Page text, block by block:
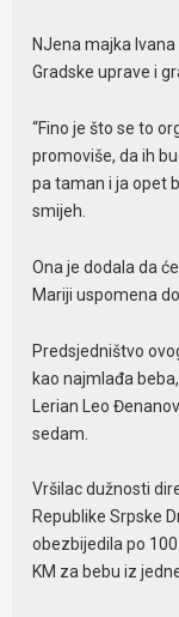
NJena majka
Gradske uprave i
“Fino je što se to
promoviše, da ih
pa taman i ja opet
smijeh.
Ona je dodala da
Mariji uspomena
Predsjedništvo
kao najmlađa
Lerian Leo
sedam.
Vršilac dužnosti
Republike Srpske
obezbijedila po
KM za bebu iz